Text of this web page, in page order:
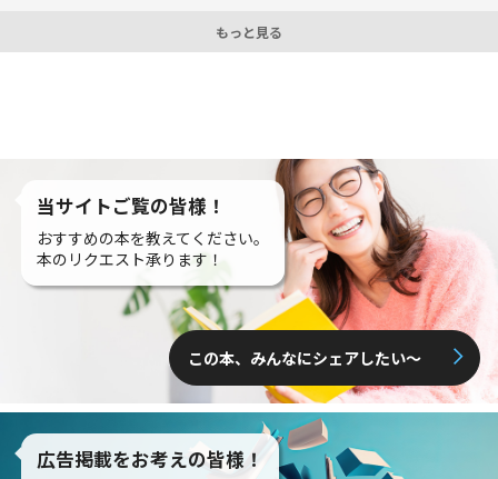
もっと見る
当サイトご覧の皆様！
おすすめの本を教えてください。
本のリクエスト承ります！
この本、みんなにシェアしたい〜
広告掲載をお考えの皆様！